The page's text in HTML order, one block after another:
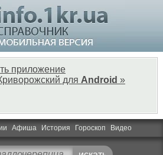
приложение
для Android »
Афиша История Гороскоп Видео